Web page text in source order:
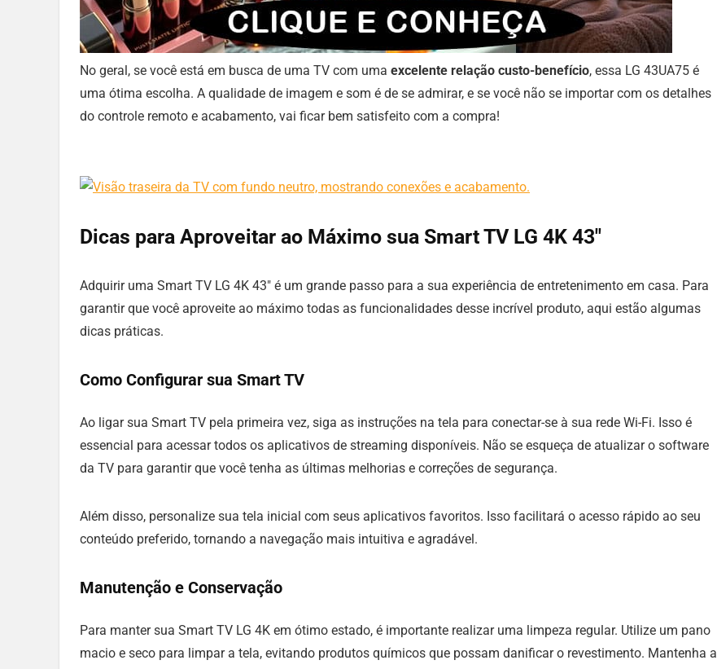
No geral, se você está em busca de uma TV com uma excelente relação custo-benefício, essa LG 43UA75 é
uma ótima escolha. A qualidade de imagem e som é de se admirar, e se você não se importar com os detalhes
do controle remoto e acabamento, vai ficar bem satisfeito com a compra!
Dicas para Aproveitar ao Máximo sua Smart TV LG 4K 43″
Adquirir uma Smart TV LG 4K 43″ é um grande passo para a sua experiência de entretenimento em casa. Para
garantir que você aproveite ao máximo todas as funcionalidades desse incrível produto, aqui estão algumas
dicas práticas.
Como Configurar sua Smart TV
Ao ligar sua Smart TV pela primeira vez, siga as instruções na tela para conectar-se à sua rede Wi-Fi. Isso é
essencial para acessar todos os aplicativos de streaming disponíveis. Não se esqueça de atualizar o software
da TV para garantir que você tenha as últimas melhorias e correções de segurança.
Além disso, personalize sua tela inicial com seus aplicativos favoritos. Isso facilitará o acesso rápido ao seu
conteúdo preferido, tornando a navegação mais intuitiva e agradável.
Manutenção e Conservação
Para manter sua Smart TV LG 4K em ótimo estado, é importante realizar uma limpeza regular. Utilize um pano
macio e seco para limpar a tela, evitando produtos químicos que possam danificar o revestimento. Mantenha a